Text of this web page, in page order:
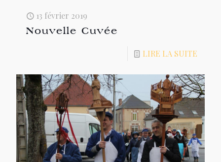
13 février 2019
Nouvelle Cuvée
LIRE LA SUITE